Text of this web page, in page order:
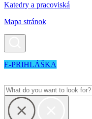
Katedry a pracoviská
Mapa stránok
E-PRIHLÁŠKA